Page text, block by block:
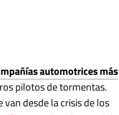
automotrices más
pilotos de tormentas.
desde la crisis de los